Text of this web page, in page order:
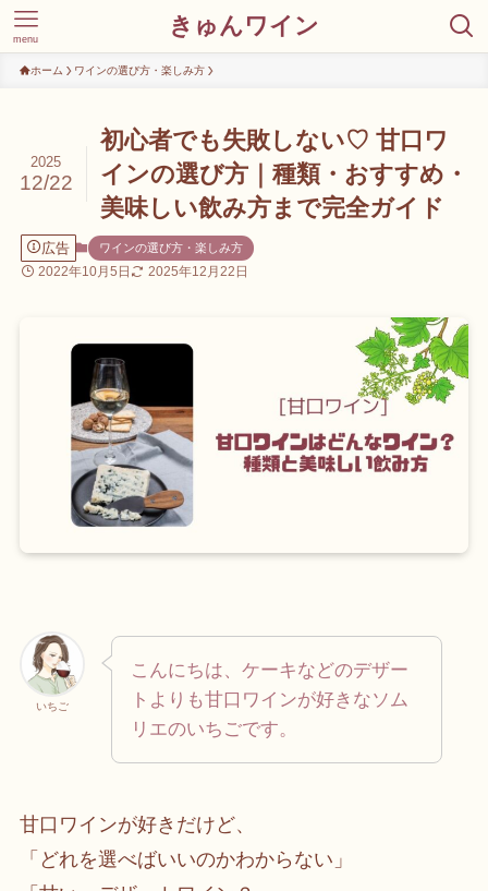
きゅんワイン
menu
ホーム ワインの選び方・楽しみ方
初心者でも失敗しない♡ 甘口ワ
インの選び方｜種類・おすすめ・
美味しい飲み方まで完全ガイド
2025
12/22
広告 ワインの選び方・楽しみ方
2022年10月5日 2025年12月22日
いちご
こんにちは、ケーキなどのデザー
トよりも甘口ワインが好きなソム
リエのいちごです。
甘口ワインが好きだけど、
「どれを選べばいいのかわからない」